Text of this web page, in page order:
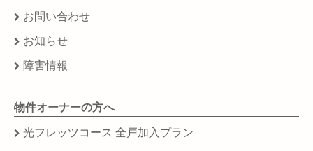
お問い合わせ
お知らせ
障害情報
物件オーナーの方へ
光フレッツコース 全戸加入プラン